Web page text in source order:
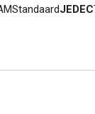
JEDEC